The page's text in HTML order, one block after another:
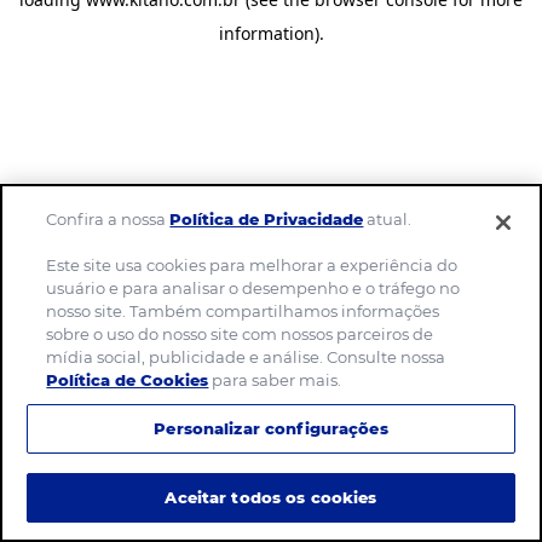
information).
Confira a nossaPolítica de Privacidadeatual.
Este site usa cookies para melhorar a experiência do
usuário e para analisar o desempenho e o tráfego no
nosso site. Também compartilhamos informações
sobre o uso do nosso site com nossos parceiros de
mídia social, publicidade e análise. Consulte nossa
Política de Cookies para saber mais.
Personalizar configurações
Aceitar todos os cookies